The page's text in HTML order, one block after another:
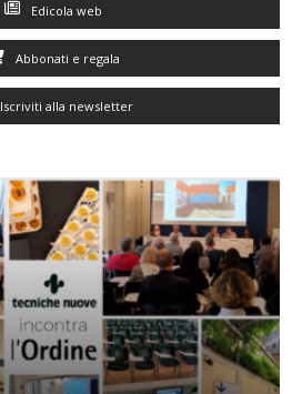
Edicola web
Abbonati e regala
Iscriviti alla newsletter